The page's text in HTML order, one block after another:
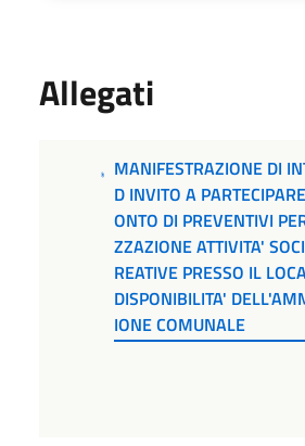
Allegati
MANIFESTRAZIONE DI
D INVITO A
ONTO DI PREVENTIVI
ZZAZIONE ATTIVITA'
REATIVE PRESSO IL
DISPONIBILITA'
IONE COMUNALE